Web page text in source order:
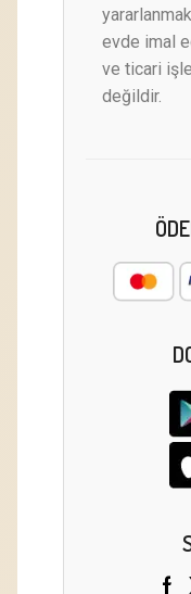
evde imal
ve ticari
değildir.